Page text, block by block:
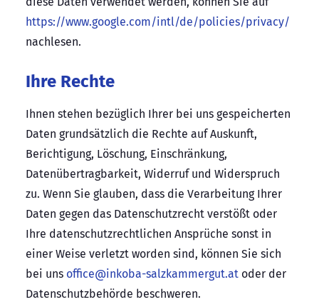
https://www.google.com/intl/de/policies/privacy/
nachlesen.
Ihre Rechte
Ihnen stehen bezüglich Ihrer bei uns gespeicherten
Daten grundsätzlich die Rechte auf Auskunft,
Berichtigung, Löschung, Einschränkung,
Datenübertragbarkeit, Widerruf und Widerspruch
zu. Wenn Sie glauben, dass die Verarbeitung Ihrer
Daten gegen das Datenschutzrecht verstößt oder
Ihre datenschutzrechtlichen Ansprüche sonst in
einer Weise verletzt worden sind, können Sie sich
bei uns office@inkoba-salzkammergut.at oder der
Datenschutzbehörde beschweren.